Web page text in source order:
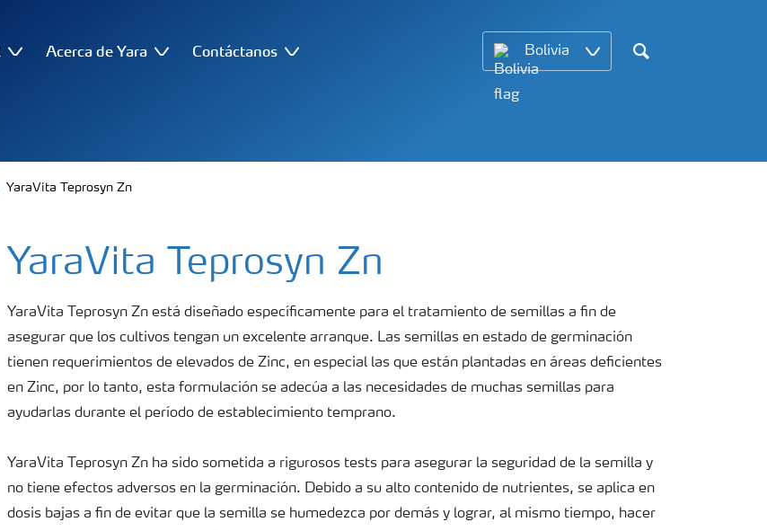
Acerca de Yara Contáctanos Bolivia
Search
YaraVita Teprosyn Zn
YaraVita Teprosyn Zn
YaraVita Teprosyn Zn está diseñado específicamente para el tratamiento de semillas a fin de
asegurar que los cultivos tengan un excelente arranque. Las semillas en estado de germinación
tienen requerimientos de elevados de Zinc, en especial las que están plantadas en áreas deficientes
en Zinc, por lo tanto, esta formulación se adecúa a las necesidades de muchas semillas para
ayudarlas durante el período de establecimiento temprano.
YaraVita Teprosyn Zn ha sido sometida a rigurosos tests para asegurar la seguridad de la semilla y
no tiene efectos adversos en la germinación. Debido a su alto contenido de nutrientes, se aplica en
dosis bajas a fin de evitar que la semilla se humedezca por demás y lograr, al mismo tiempo, hacer